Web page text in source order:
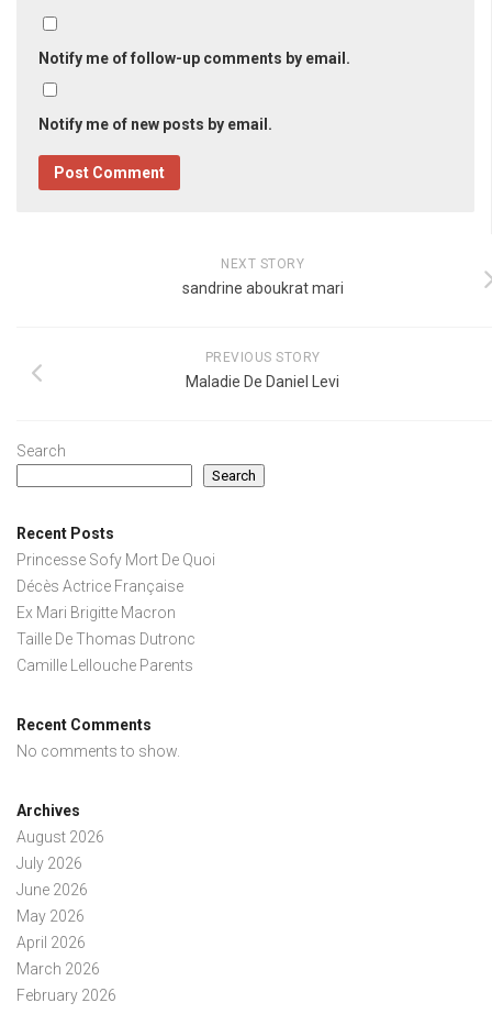
Notify me of follow-up comments by email.
Notify me of new posts by email.
NEXT STORY
sandrine aboukrat mari
PREVIOUS STORY
Maladie De Daniel Levi
Search
Search
Recent Posts
Princesse Sofy Mort De Quoi
Décès Actrice Française
Ex Mari Brigitte Macron
Taille De Thomas Dutronc
Camille Lellouche Parents
Recent Comments
No comments to show.
Archives
August 2026
July 2026
June 2026
May 2026
April 2026
March 2026
February 2026